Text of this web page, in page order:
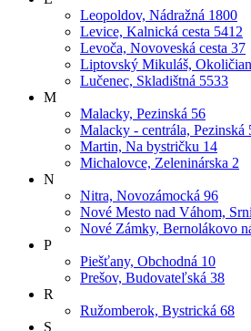
Leopoldov, Nádražná 1800
Levice, Kalnická cesta 5412
Levoča, Novoveská cesta 37
Liptovský Mikuláš,
Lučenec, Skladištná 5533
M
Malacky, Pezinská 56
Malacky - centrála, Pezinská
Martin, Na bystričku 14
Michalovce, Zeleninárska 2
N
Nitra, Novozámocká 96
Nové Mesto nad Váhom,
Nové Zámky, Bernolákovo
P
Piešťany, Obchodná 10
Prešov, Budovateľská 38
R
Ružomberok, Bystrická 68
S